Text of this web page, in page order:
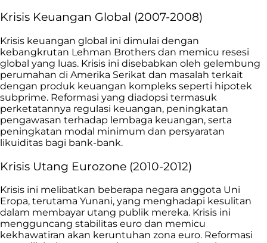
Krisis Keuangan Global (2007-2008)
Krisis keuangan global ini dimulai dengan
kebangkrutan Lehman Brothers dan memicu resesi
global yang luas. Krisis ini disebabkan oleh gelembung
perumahan di Amerika Serikat dan masalah terkait
dengan produk keuangan kompleks seperti hipotek
subprime. Reformasi yang diadopsi termasuk
perketatannya regulasi keuangan, peningkatan
pengawasan terhadap lembaga keuangan, serta
peningkatan modal minimum dan persyaratan
likuiditas bagi bank-bank.
Krisis Utang Eurozone (2010-2012)
Krisis ini melibatkan beberapa negara anggota Uni
Eropa, terutama Yunani, yang menghadapi kesulitan
dalam membayar utang publik mereka. Krisis ini
mengguncang stabilitas euro dan memicu
kekhawatiran akan keruntuhan zona euro. Reformasi